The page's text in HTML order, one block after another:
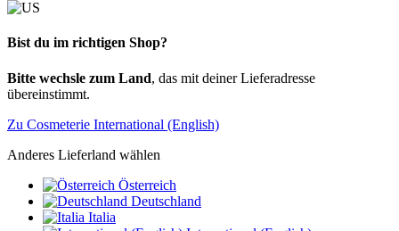
Bist du im richtigen Shop?
Bitte wechsle zum Land, das mit deiner Lieferadresse
übereinstimmt.
Zu Cosmeterie International (English)
Anderes Lieferland wählen
Österreich
Deutschland
Italia